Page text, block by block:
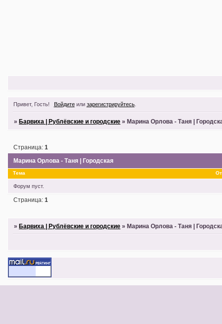
Привет, Гость! Войдитеили зарегистрируйтесь.
»Барвиха | Рублёвские и городские »Марина Орлова - Таня |
Марина Орлова - Таня | Городская
Страница:1
Тема
Форум пуст.
Страница:1
» Барвиха | Рублёвские и городские » Марина Орлова - Таня |